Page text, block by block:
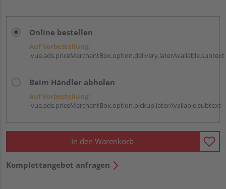
Online bestellen
Auf Vorbestellung:
vue.ads.priceMerchantBox.option.delivery.laterAvailable.subtext
Beim Händler abholen
Auf Vorbestellung:
vue.ads.priceMerchantBox.option.pickup.laterAvailable.subtext
In den Warenkorb
Komplettangebot anfragen